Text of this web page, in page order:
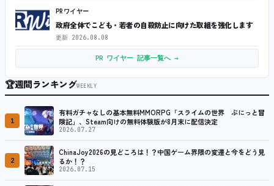
PRワイヤー
政府全体でこども・若者の自殺防止に向けた取組を強化します
更新 2026.08.08
PR ワイヤー 記事一覧へ →
🏆週間ランキングWEEKLY
1
有料ガチャなしの基本無料MMORPG「スライムの世界 ぷにっと冒
険記」、Steam向けの無料体験版が8月末に配信決定
2026.07.27
2
ChinaJoy2026の見どころは！？中国ゲーム界隈の変遷と今をどう見
るか！？
2026.07.15